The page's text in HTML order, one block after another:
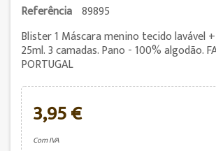
Referência 89895
Blister 1 Máscara menino tecido lavável
25ml.3 camadas. Pano - 100% algodão.
PORTUGAL
3,95 €
Com IVA